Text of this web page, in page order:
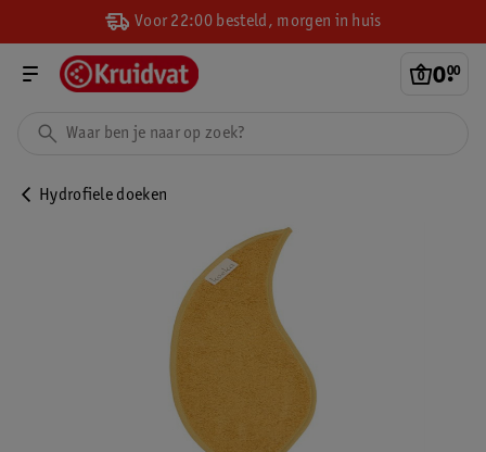
Voor 22:00 besteld, morgen in huis
0.
00
Hydrofiele doeken